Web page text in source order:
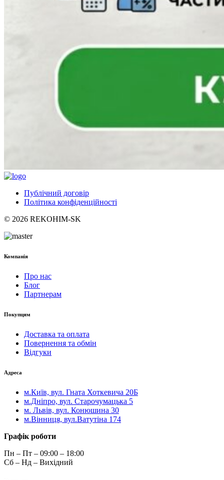
Публічний договір
Політика конфіденційності
© 2026 REKOHIM-SK
Компанія
Про нас
Блог
Партнерам
Покупцям
Доставка та оплата
Повернення та обмін
Відгуки
Адреса
м.Київ, вул. Гната Хоткевича 20Б
м.Дніпро, вул. Старочумацька 5
м. Львів, вул. Конюшина 30
м.Вінниця, вул.Ватутіна 174
Графік роботи
Пн – Пт – 09:00 – 18:00
Сб – Нд – Вихідний